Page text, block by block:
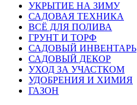
УКРЫТИЕ НА ЗИМУ
САДОВАЯ ТЕХНИКА
ВСЁ ДЛЯ ПОЛИВА
ГРУНТ И ТОРФ
САДОВЫЙ ИНВЕНТАРЬ
САДОВЫЙ ДЕКОР
УХОД ЗА УЧАСТКОМ
УДОБРЕНИЯ И ХИМИЯ
ГАЗОН